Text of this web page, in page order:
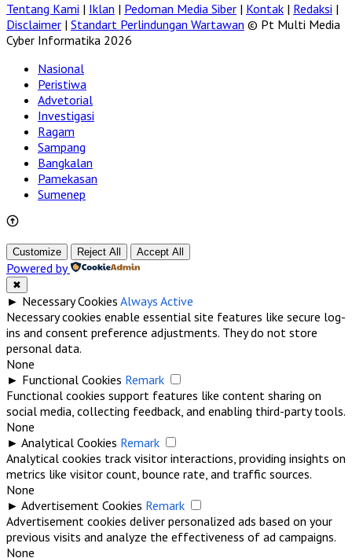
Tentang Kami | Iklan | Pedoman Media Siber | Kontak | Redaksi |
Disclaimer | Standart Perlindungan Wartawan © Pt Multi Media
Cyber Informatika 2026
Nasional
Peristiwa
Advetorial
Investigasi
Ragam
Sampang
Bangkalan
Pamekasan
Sumenep
Customize Reject All Accept All
Powered by
✖
► Necessary Cookies Always Active
Necessary cookies enable essential site features like secure log-
ins and consent preference adjustments. They do not store
personal data.
None
► Functional Cookies Remark
Functional cookies support features like content sharing on
social media, collecting feedback, and enabling third-party tools.
None
► Analytical Cookies Remark
Analytical cookies track visitor interactions, providing insights on
metrics like visitor count, bounce rate, and traffic sources.
None
► Advertisement Cookies Remark
Advertisement cookies deliver personalized ads based on your
previous visits and analyze the effectiveness of ad campaigns.
None